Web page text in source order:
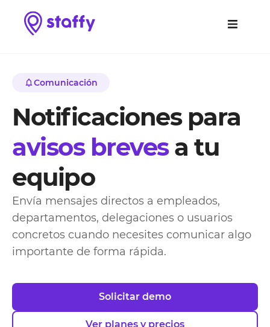
Comunicación
Notificaciones para
avisos brevesa tu
equipo
Envía mensajes directos a empleados,
departamentos, delegaciones o usuarios
concretos cuando necesites comunicar algo
importante de forma rápida.
Solicitar demo
Ver planes y precios